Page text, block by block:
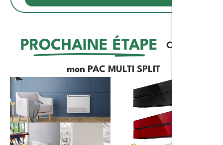
PROCHAINE ÉTAPE Completer
mon PAC MULTI SPLIT